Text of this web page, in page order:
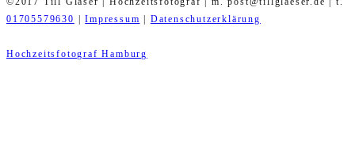
01705579630
|Impressum Datenschutzerklärung
Hochzeitsfotograf Hamburg